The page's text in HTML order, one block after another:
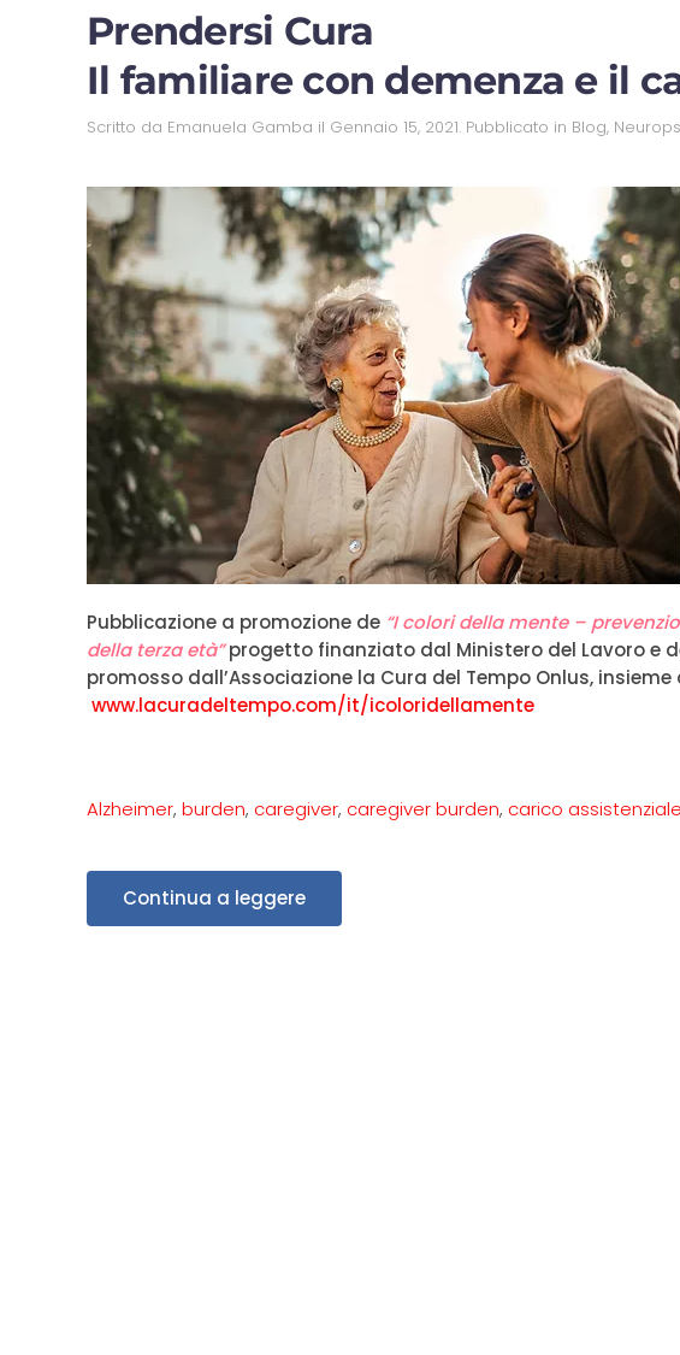
Prendersi Cura
Il familiare con demenza e il
Scritto da Emanuela Gamba il Gennaio 15, 2021. Pubblicato in Blog,
Pubblicazione a promozione de “I colori della mente –
della terza età”progetto finanziato dal Ministero del Lavoro e
promosso dall’Associazione la Cura del Tempo Onlus,
www.lacuradeltempo.com/it/icoloridellamente
Alzheimer, burden, caregiver, caregiver burden, carico assistenziale
Continua a leggere